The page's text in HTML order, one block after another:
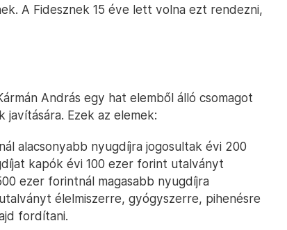
A Fidesznek 15 éve lett volna ezt rendezni,
András egy hat elemből álló csomagot
Ezek az elemek:
alacsonyabb nyugdíjra jogosultak évi 200
kapók évi 100 ezer forint utalványt
ezer forintnál magasabb nyugdíjra
élelmiszerre, gyógyszerre, pihenésre
fordítani.